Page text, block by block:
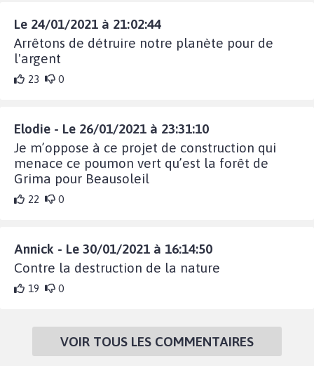
Le 24/01/2021 à 21:02:44
Arrêtons de détruire notre planète pour de
l'argent
23 0
Elodie - Le 26/01/2021 à 23:31:10
Je m’oppose à ce projet de construction qui
menace ce poumon vert qu’est la forêt de
Grima pour Beausoleil
22 0
Annick - Le 30/01/2021 à 16:14:50
Contre la destruction de la nature
19 0
VOIR TOUS LES COMMENTAIRES